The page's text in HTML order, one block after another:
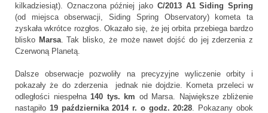
kilkadziesiąt). Oznaczona później jako C/2013 A1 Siding Spring
(od miejsca obserwacji, Siding Spring Observatory) kometa ta
zyskała wkrótce rozgłos. Okazało się, że jej orbita przebiega bardzo
blisko Marsa. Tak blisko, że może nawet dojść do jej zderzenia z
Czerwoną Planetą.
Dalsze obserwacje pozwoliły na precyzyjne wyliczenie orbity i
pokazały że do zderzenia jednak nie dojdzie. Kometa przeleci w
odległości niespełna 140 tys. km od Marsa. Największe zbliżenie
nastąpiło 19 października 2014 r. o godz. 20:28 . Pokazany obok